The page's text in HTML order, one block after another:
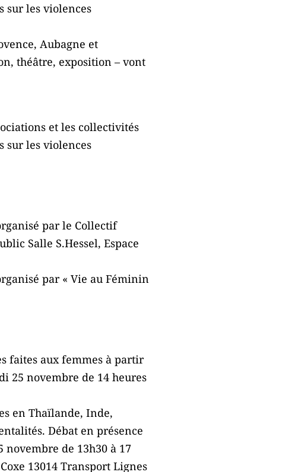
sur les violences
Aubagne et
théâtre, exposition – vont
et les collectivités
sur les violences
par le Collectif
Salle S.Hessel, Espace
par « Vie au Féminin
faites aux femmes à partir
25 novembre de 14 heures
en Thaïlande, Inde,
Débat en présence
de 13h30 à 17
13014 Transport Lignes